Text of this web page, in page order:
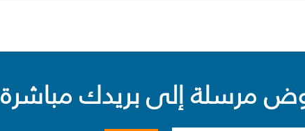
مرسلة إلى بريدك مباشرة